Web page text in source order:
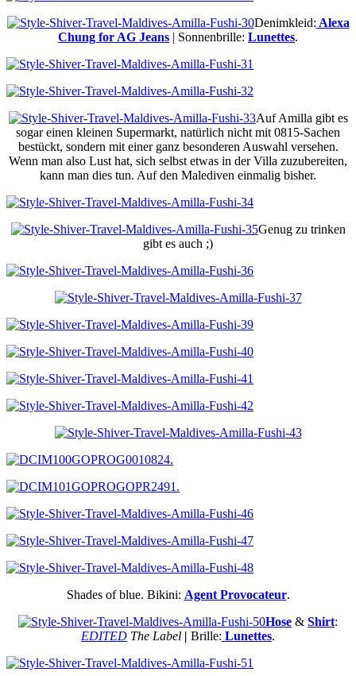
Denimkleid: Alexa
Chung for AG Jeans | Sonnenbrille: Lunettes.
Auf Amilla gibt es
sogar einen kleinen Supermarkt, natürlich nicht mit 0815-Sachen
bestückt, sondern mit einer ganz besonderen Auswahl versehen.
Wenn man also Lust hat, sich selbst etwas in der Villa zuzubereiten,
kann man dies tun. Auf den Malediven einmalig bisher.
Genug zu trinken
gibt es auch ;)
Shades of blue. Bikini: Agent Provocateur.
Hose & Shirt:
EDITED The Label | Brille: Lunettes.